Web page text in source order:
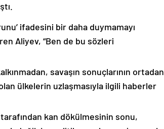
ifadesini bir daha duymamayı
Aliyev, “Ben de bu sözleri
savaşın sonuçlarının ortadan
ülkelerin uzlaşmasıyla ilgili haberler
kan dökülmesinin sonu,